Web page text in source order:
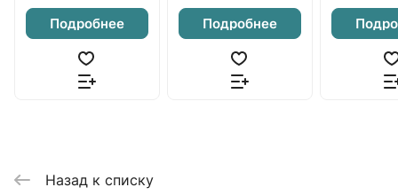
Подробнее Подробнее
Назад к списку